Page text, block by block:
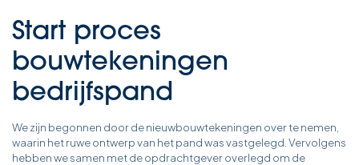
Start proces
bouwtekeningen
bedrijfspand
We zijn begonnen door de nieuwbouwtekeningen over te nemen,
waarin het ruwe ontwerp van het pand was vastgelegd. Vervolgens
hebben we samen met de opdrachtgever overlegd om de